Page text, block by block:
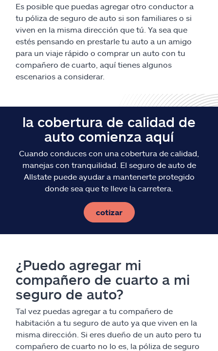
Es posible que puedas agregar otro conductor a
tu póliza de seguro de auto si son familiares o si
viven en la misma dirección que tú. Ya sea que
estés pensando en prestarle tu auto a un amigo
para un viaje rápido o comprar un auto con tu
compañero de cuarto, aquí tienes algunos
escenarios a considerar.
la cobertura de calidad de
auto comienza aquí
Cuando conduces con una cobertura de calidad,
manejas con tranquilidad. El seguro de auto de
Allstate puede ayudar a mantenerte protegido
donde sea que te lleve la carretera.
cotizar
¿Puedo agregar mi
compañero de cuarto a mi
seguro de auto?
Tal vez puedas agregar a tu compañero de
habitación a tu seguro de auto ya que viven en la
misma dirección. Si eres dueño de un auto pero tu
compañero de cuarto no lo es, la póliza de seguro